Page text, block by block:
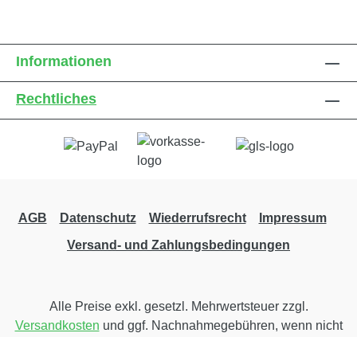
Informationen
Rechtliches
AGB Datenschutz Wiederrufsrecht
Impressum
Versand- und Zahlungsbedingungen
Alle Preise exkl. gesetzl. Mehrwertsteuer zzgl.
Versandkosten und ggf. Nachnahmegebühren, wenn nicht